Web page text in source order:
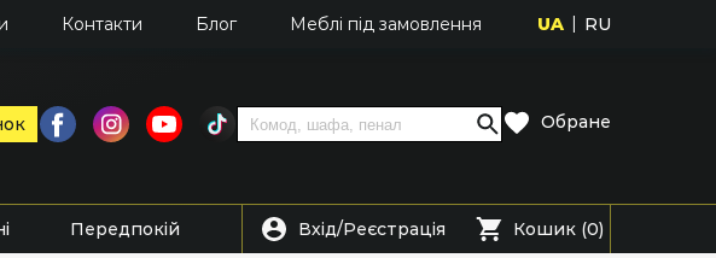
Контакти Блог Меблі під замовлення UA RU
Обране
Передпокій Вхід/Реєстрація Кошик (0)